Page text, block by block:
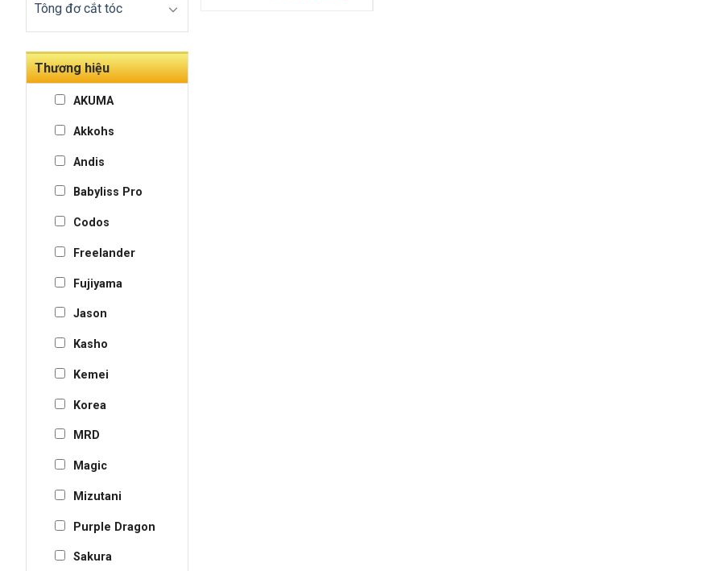
Tông đơ cắt tóc
Thương hiệu
AKUMA
Akkohs
Andis
Babyliss Pro
Codos
Freelander
Fujiyama
Jason
Kasho
Kemei
Korea
MRD
Magic
Mizutani
Purple Dragon
Sakura